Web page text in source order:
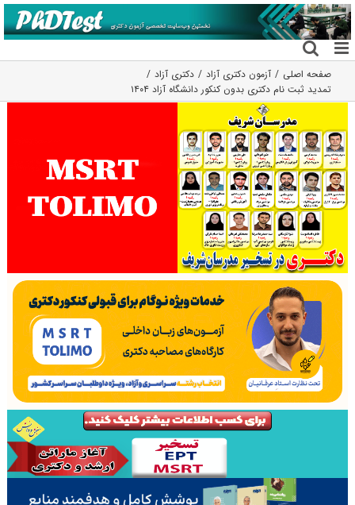
رفتن
به
محتوا
صفحه اصلی آزمون دکتری آزاد
دکتری آزاد
تمدید ثبت نام دکتری بدون کنکور دانشگاه آزاد ۱۴۰۴